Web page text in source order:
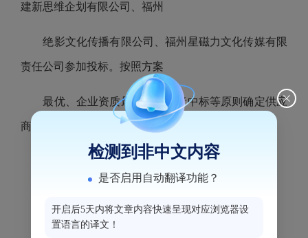
建新思维企划有限公司、福州
绝影文化传播有限公司、福州星磁力文化传媒有限
责任公司参加投标。按照方案
最优、企业资质最优、价低者中标等原则确定供应
商，现将公开招标结果公示如
二、中标价：39.98万元
检测到非中文内容
是否启用自动翻译功能？
开启后5天内将文章内容快速呈现对应浏览器设
置语言的译文！